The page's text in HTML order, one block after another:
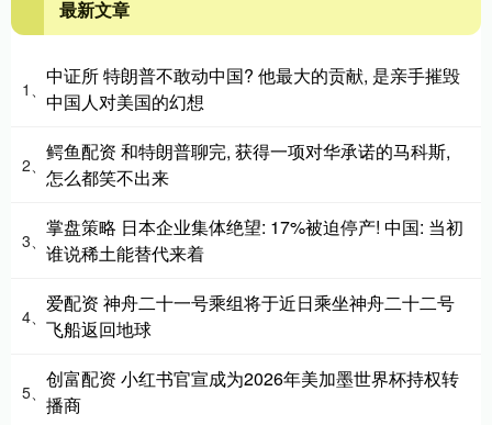
最新文章
1、
中证所 特朗普不敢动中国? 他最大的贡献, 是亲手摧毁
中国人对美国的幻想
2、
鳄鱼配资 和特朗普聊完, 获得一项对华承诺的马科斯,
怎么都笑不出来
3、
掌盘策略 日本企业集体绝望: 17%被迫停产! 中国: 当初
谁说稀土能替代来着
4、
爱配资 神舟二十一号乘组将于近日乘坐神舟二十二号
飞船返回地球
5、
创富配资 小红书官宣成为2026年美加墨世界杯持权转
播商